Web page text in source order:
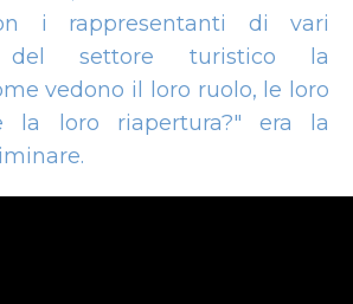
i rappresentanti di vari
del settore turistico la
vedono il loro ruolo, le loro
la loro riapertura?" era la